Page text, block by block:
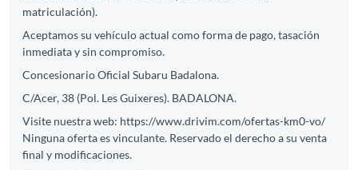
matriculación).
Aceptamos su vehículo actual como forma de pago, tasación
inmediata y sin compromiso.
Concesionario Oficial Subaru Badalona.
C/Acer, 38 (Pol. Les Guixeres). BADALONA.
Visite nuestra web: https://www.drivim.com/ofertas-km0-vo/
Ninguna oferta es vinculante. Reservado el derecho a su venta
final y modificaciones.